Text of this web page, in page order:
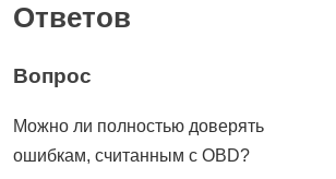
Ответов
Вопрос
Можно ли полностью доверять
ошибкам, считанным с OBD?